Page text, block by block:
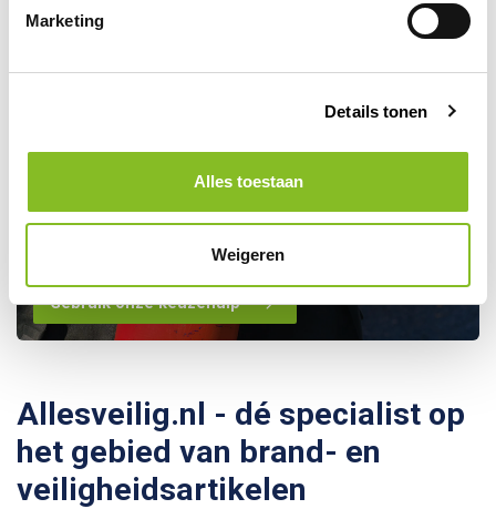
Marketing
Details tonen
Alles toestaan
Weigeren
Kom je er toch niet helemaal
uit? Maak gebruik van onze
Gebruik onze keuzehulp
Allesveilig.nl - dé specialist op
het gebied van brand- en
veiligheidsartikelen